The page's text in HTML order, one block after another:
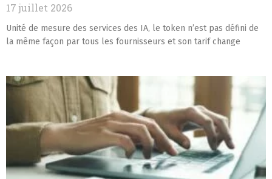
17 juillet 2026
Unité de mesure des services des IA, le token n’est pas défini de
la même façon par tous les fournisseurs et son tarif change